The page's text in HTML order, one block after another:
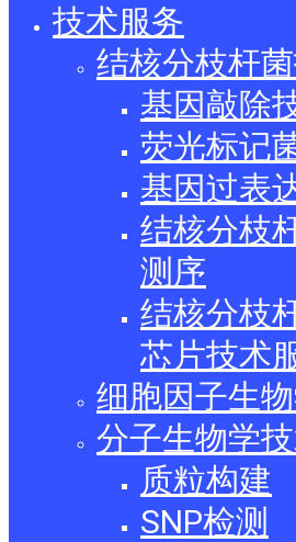
技术服务
结核分枝杆
基因敲除
荧光标记
基因过表
结核分枝
测序
结核分枝
芯片技术
细胞因子生
分子生物学
质粒构建
SNP检测